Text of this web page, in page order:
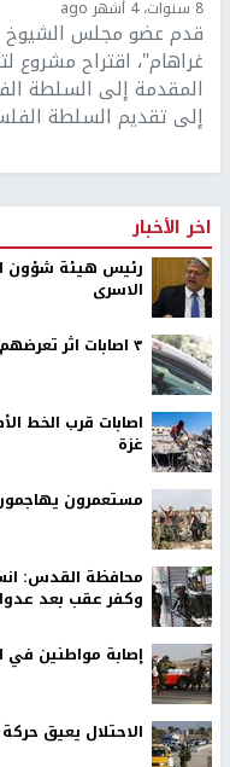
8 سنوات، 4 أشهر ago
قدم عضو مجلس الشيوخ
غراهام"، اقتراح مشروع
المقدمة إلى السلطة
إلى تقديم السلطة
اخر الأخبار
رئيس هيئة شؤون
الاسرى
٣ اصابات اثر تعرضهم للطعن في مدينة الطيبة
اصابات قرب الخط
غزة
مستعمرون
محافظة القدس:
وكفر عقب بعد
إصابة مواطنين
الاحتلال يعيق